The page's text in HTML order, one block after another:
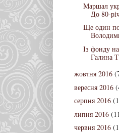
Маршал
До 80-
Ще один
Із фонду
Галина
жовтня 2016
вересня 2016
серпня 2016
липня 2016
червня 2016